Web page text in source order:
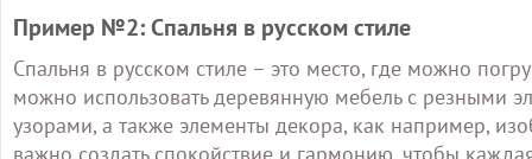
Пример №2: Спальня в русском стиле
Спальня в русском стиле – это место, где можно
можно использовать деревянную мебель с резными
узорами, а также элементы декора, как например,